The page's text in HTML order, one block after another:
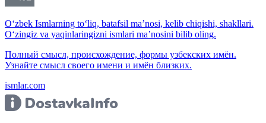
O‘zbek Ismlarning to‘liq, batafsil ma’nosi, kelib chiqishi, shakllari.
O‘zingiz va yaqinlaringizni ismlari ma’nosini bilib oling.
Полный смысл, происхождение, формы узбекских имён.
Узнайте смысл своего имени и имён близких.
ismlar.com